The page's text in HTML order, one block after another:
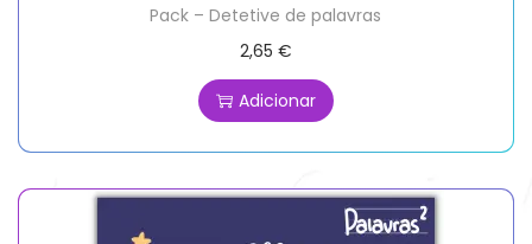
Pack – Detetive de palavras
2,65 €
Adicionar